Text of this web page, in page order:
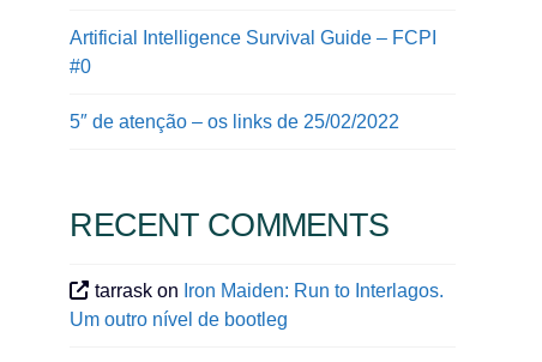
Artificial Intelligence Survival Guide – FCPI
#0
5″ de atenção – os links de 25/02/2022
RECENT COMMENTS
tarrask on Iron Maiden: Run to Interlagos.
Um outro nível de bootleg